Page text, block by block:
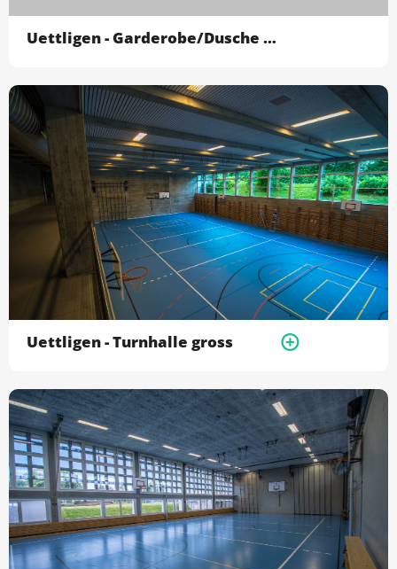
Uettligen - Garderobe/Dusche und WC Anlagen
Uettligen - Turnhalle gross